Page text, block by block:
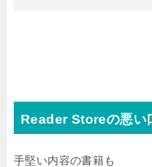
Reader Storeの悪い
手堅い内容の書籍も